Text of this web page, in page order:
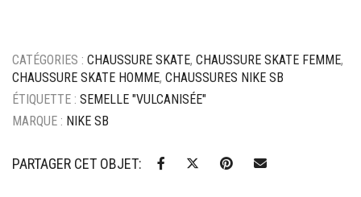
Black
/
White
/
CATÉGORIES : CHAUSSURE SKATE, CHAUSSURE SKATE FEMME,
CHAUSSURE SKATE HOMME, CHAUSSURES NIKE SB
ÉTIQUETTE : SEMELLE "VULCANISÉE"
MARQUE : NIKE SB
PARTAGER CET OBJET: